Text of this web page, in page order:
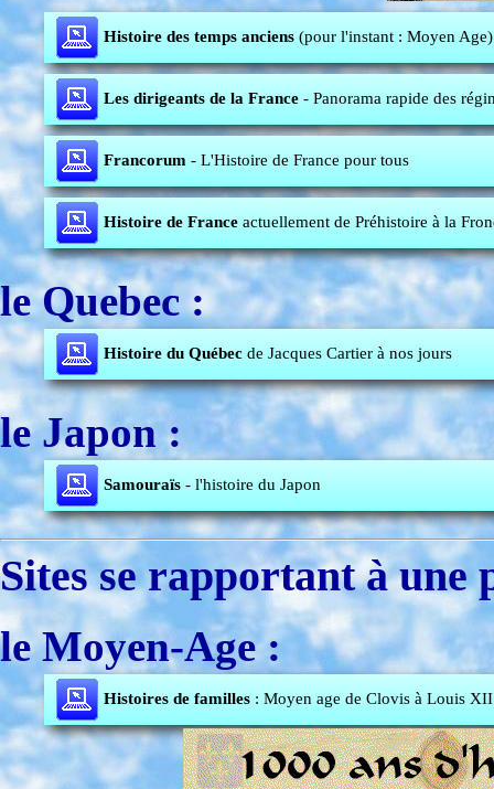
Histoire des temps anciens (pour l'instant : Moyen Age)
Les dirigeants de la France - Panorama rapide des
Francorum - L'Histoire de France pour tous
Histoire de France actuellement de Préhistoire à la
le Quebec :
Histoire du Québec de Jacques Cartier à nos jours
le Japon :
Samouraïs - l'histoire du Japon
Sites se rapportant à une
le Moyen-Age :
Histoires de familles : Moyen age de Clovis à Louis XII